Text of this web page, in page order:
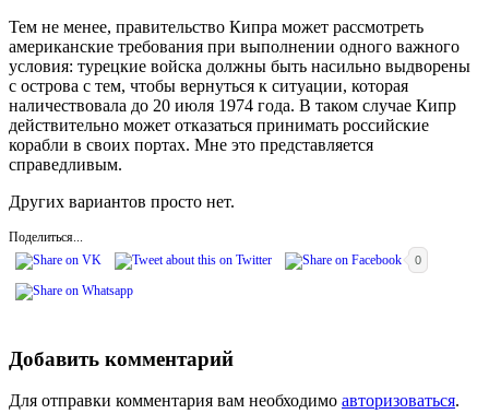
Тем не менее, правительство Кипра может рассмотреть
американские требования при выполнении одного важного
условия: турецкие войска должны быть насильно выдворены
с острова с тем, чтобы вернуться к ситуации, которая
наличествовала до 20 июля 1974 года. В таком случае Кипр
действительно может отказаться принимать российские
корабли в своих портах. Мне это представляется
справедливым.
Других вариантов просто нет.
Поделиться...
0
Добавить комментарий
Для отправки комментария вам необходимо авторизоваться.